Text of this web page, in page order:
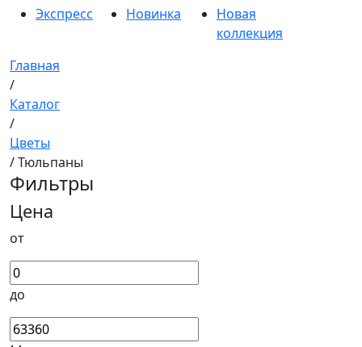
Экспресс
Новинка
Новая
коллекция
Главная
/
Каталог
/
Цветы
/ Тюльпаны
Фильтры
Цена
от
до